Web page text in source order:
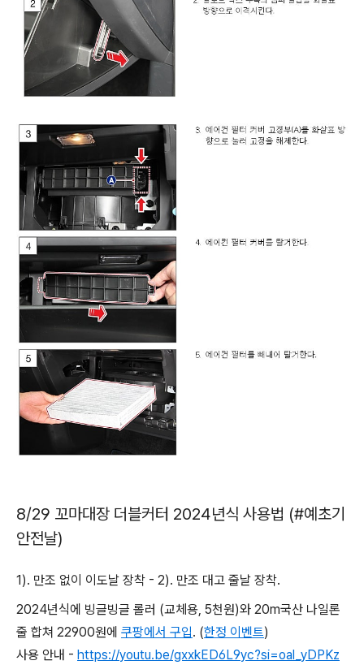
8/29 꼬마대장 더블커터 2024년식 사용법 (#예초기
안전날)
1). 만조 없이 이도날 장착 - 2). 만조 대고 줄날 장착.
2024년식에 빙글빙글 롤러 (교체용, 5천원)와 20m국산 나일론
줄 합쳐 22900원에 쿠팡에서 구입. (한정 이벤트)
사용 안내 - https://youtu.be/gxxkED6L9yc?si=oal_yDPKz